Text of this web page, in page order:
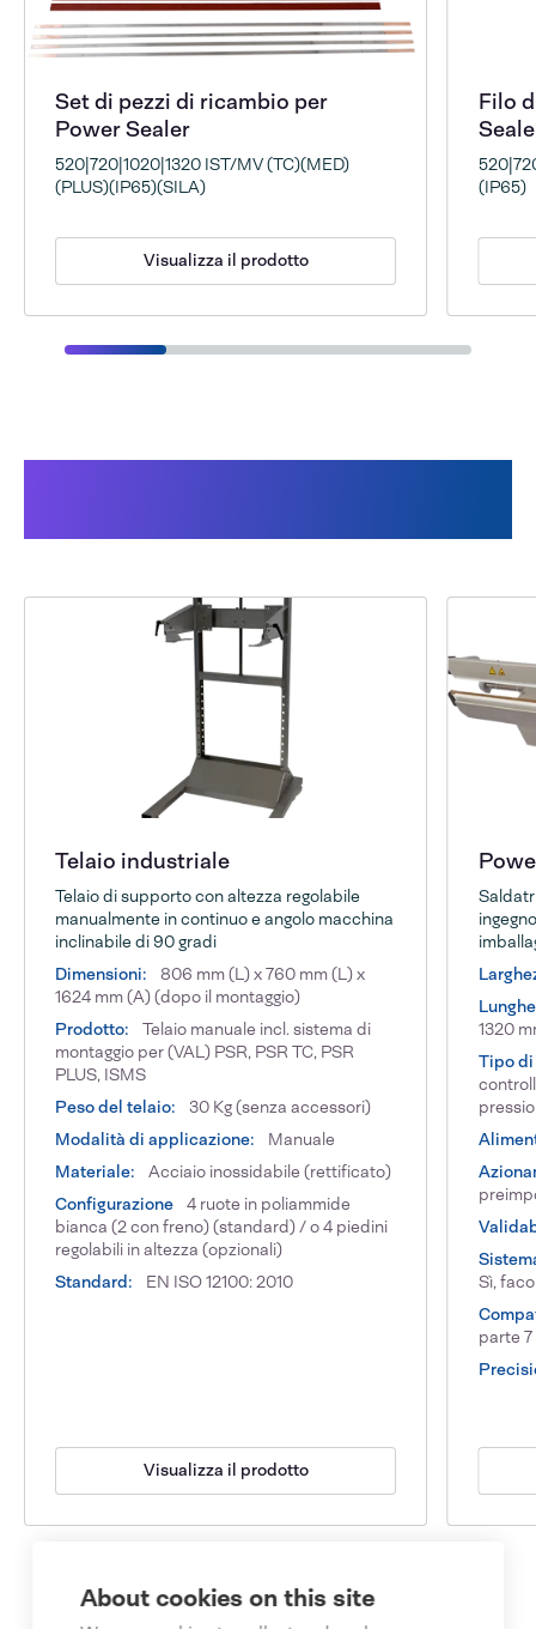
About cookies on this site
Set di pezzi di ricambio per
Power Sealer
520|720|1020|1320 IST/MV (TC)(MED)
(PLUS)(IP65)(SILA)
Visualizza il prodotto
Filo
(IP65)
Telaio industriale
Telaio di supporto con altezza regolabile
manualmente in continuo e angolo macchina
inclinabile di 90 gradi
Dimensioni:
806 mm (L) x 760 mm (L) x
1624 mm (A) (dopo il montaggio)
Prodotto:
Telaio manuale incl. sistema di
montaggio per (VAL) PSR, PSR TC, PSR
PLUS, ISMS
Peso del telaio:
30 Kg (senza accessori)
Modalità di applicazione:
Manuale
Materiale:
Acciaio inossidabile (rettificato)
Configurazione
4 ruote in poliammide
bianca (2 con freno) (standard) / o 4 piedini
regolabili in altezza (opzionali)
Standard:
EN ISO 12100: 2010
Visualizza il prodotto
1320
Tipo
Sì,
parte 7